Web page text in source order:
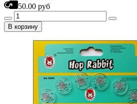
50.00 руб
В корзину